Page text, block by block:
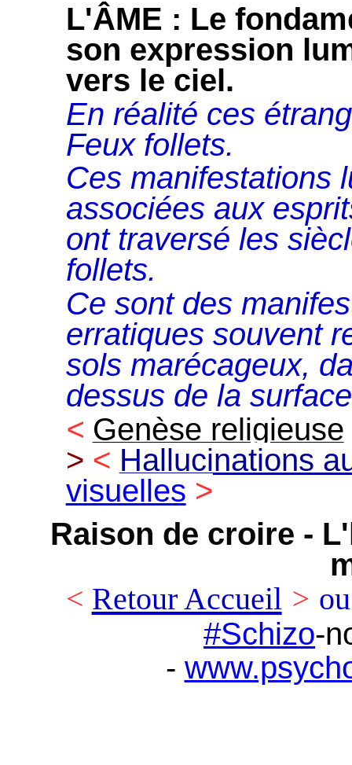
L'ÂME : Le
son expression
vers le ciel.
En réalité ces
Feux follets.
Ces manifestations
associées aux
ont traversé les
follets.
Ce sont des
erratiques souvent
sols marécageux,
dessus de la
< Genèse religieuse
> < Hallucinations
visuelles >
Raison de croire -
< Retour Accueil > ou
#Schizo-
-